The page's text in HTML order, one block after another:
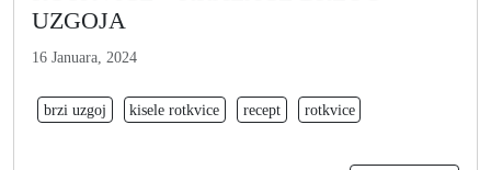
UZGOJA
16 Januara, 2024
brzi uzgoj kisele rotkvice recept rotkvice